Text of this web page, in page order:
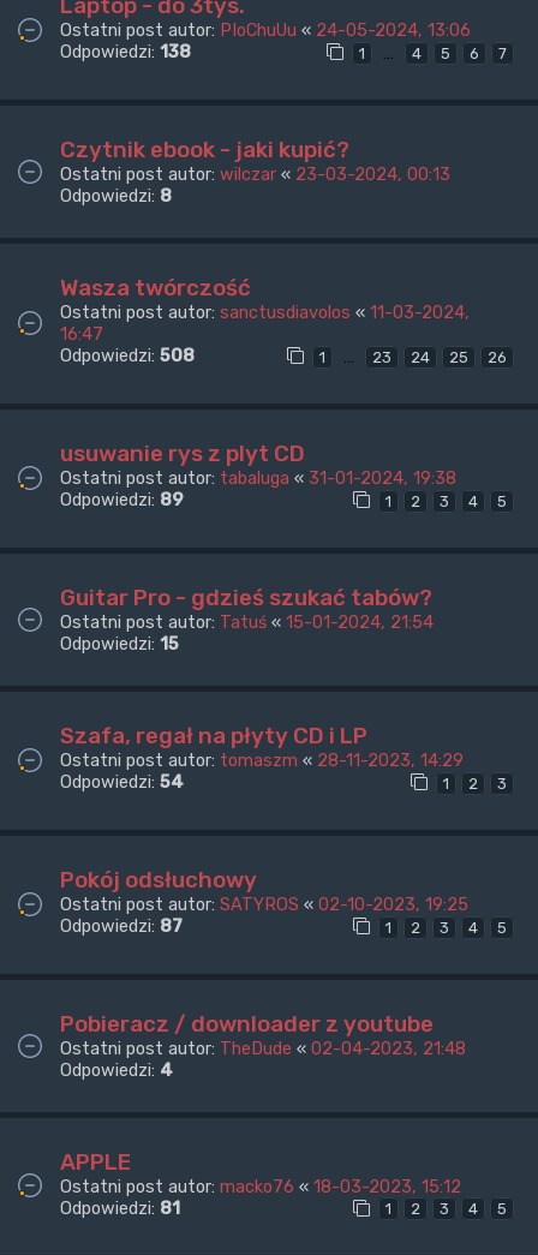
Laptop - do 3tys.
Ostatni post autor: PIoChuUu « 24-05-2024, 13:06
Odpowiedzi: 138 1 … 4 5 6 7
Czytnik ebook - jaki kupić?
Ostatni post autor: wilczar « 23-03-2024, 00:13
Odpowiedzi: 8
Wasza twórczość
Ostatni post autor: sanctusdiavolos « 11-03-2024,
16:47
Odpowiedzi: 508 1 … 23 24 25 26
usuwanie rys z plyt CD
Ostatni post autor: tabaluga « 31-01-2024, 19:38
Odpowiedzi: 89 1 2 3 4 5
Guitar Pro - gdzieś szukać tabów?
Ostatni post autor: Tatuś « 15-01-2024, 21:54
Odpowiedzi: 15
Szafa, regał na płyty CD i LP
Ostatni post autor: tomaszm « 28-11-2023, 14:29
Odpowiedzi: 54 1 2 3
Pokój odsłuchowy
Ostatni post autor: SATYROS « 02-10-2023, 19:25
Odpowiedzi: 87 1 2 3 4 5
Pobieracz / downloader z youtube
Ostatni post autor: TheDude « 02-04-2023, 21:48
Odpowiedzi: 4
APPLE
Ostatni post autor: macko76 « 18-03-2023, 15:12
Odpowiedzi: 81 1 2 3 4 5